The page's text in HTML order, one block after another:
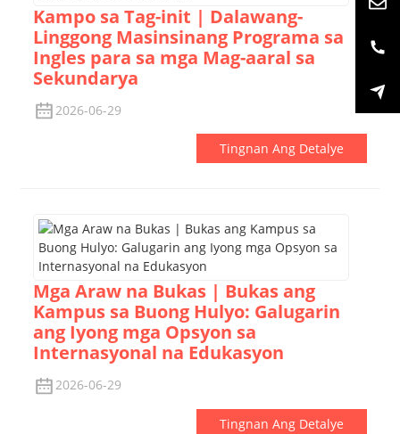
Kampo sa Tag-init | Dalawang-
Linggong Masinsinang Programa sa
Ingles para sa mga Mag-aaral sa
Sekundarya
2026-06-29
Tingnan Ang Detalye
Mga Araw na Bukas | Bukas ang
Kampus sa Buong Hulyo: Galugarin
ang Iyong mga Opsyon sa
Internasyonal na Edukasyon
2026-06-29
Tingnan Ang Detalye